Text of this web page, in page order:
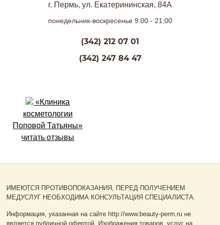
г. Пермь, ул. Екатерининская, 84А
понедельник-воскресенье 9:00 - 21:00
(342) 212 07 01
(342) 247 84 47
«Клиника
косметологии
Поповой Татьяны»
читать отзывы
ИМЕЮТСЯ ПРОТИВОПОКАЗАНИЯ, ПЕРЕД ПОЛУЧЕНИЕМ
МЕДУСЛУГ НЕОБХОДИМА КОНСУЛЬТАЦИЯ СПЕЦИАЛИСТА.
Информация, указанная на сайте http://www.beauty-perm.ru не
является публичной офертой. Изображения товаров, услуг на